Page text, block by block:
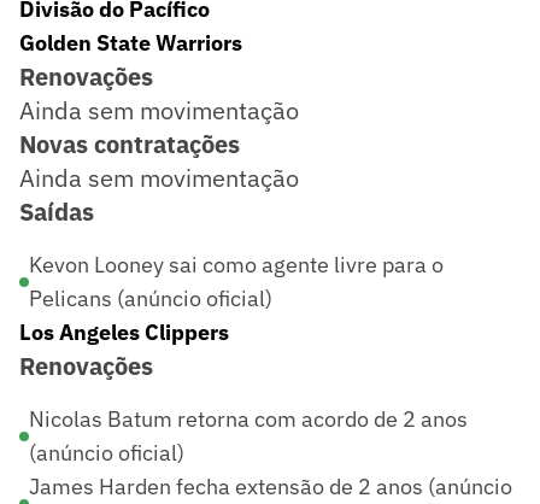
Divisão do Pacífico
Golden State Warriors
Renovações
Ainda sem movimentação
Novas contratações
Ainda sem movimentação
Saídas
Kevon Looney sai como agente livre para o
Pelicans (anúncio oficial)
Los Angeles Clippers
Renovações
Nicolas Batum retorna com acordo de 2 anos
(anúncio oficial)
James Harden fecha extensão de 2 anos (anúncio